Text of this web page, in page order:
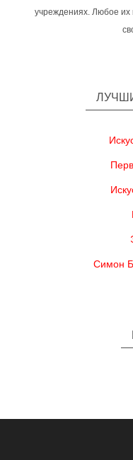
учреждениях. Любое их
Симон